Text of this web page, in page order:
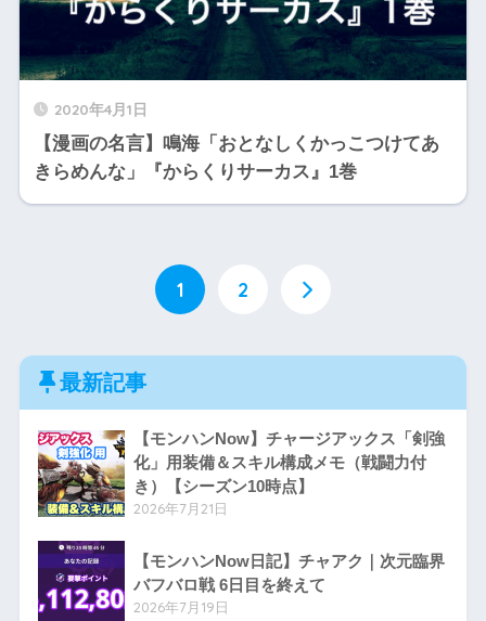
2020年4月1日
【漫画の名言】鳴海「おとなしくかっこつけてあ
きらめんな」『からくりサーカス』1巻
1 2
最新記事
【モンハンNow】チャージアックス「剣強
化」用装備＆スキル構成メモ（戦闘力付
き）【シーズン10時点】
2026年7月21日
【モンハンNow日記】チャアク｜次元臨界
バフバロ戦 6日目を終えて
2026年7月19日